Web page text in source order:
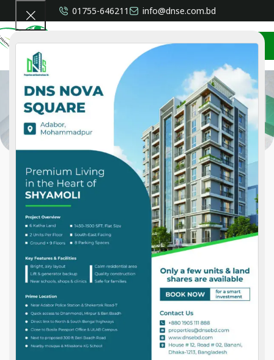
01755-646211 info@dnse.com.bd
CONTACT US
FAQ
FAQ's
FREQUENTLY ASKED QUESTIONS
Company Information
Accordion Tab Title 1
Lorem ipsum dolor sit amet, consectetur adipisicing elit.
Optio, neque qui velit. Magni dolorum quidem ipsam eligendi,
totam, facilis laudantium cum accusamus ullam voluptatibus
commodi numquam, error, est. Ea, consequatur.